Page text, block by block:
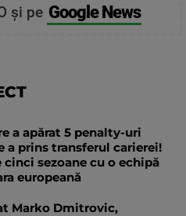
și pe Google News
a apărat 5 penalty-uri
a prins transferul carierei!
cinci sezoane cu o echipă
europeană
Marko Dmitrovic,